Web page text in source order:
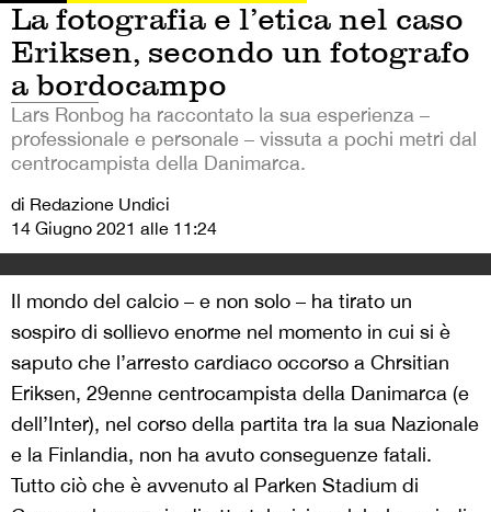
La fotografia e l’etica nel caso
Eriksen, secondo un fotografo
a bordocampo
Lars Ronbog ha raccontato la sua esperienza –
professionale e personale – vissuta a pochi metri dal
centrocampista della Danimarca.
di Redazione Undici
14 Giugno 2021 alle 11:24
Il mondo del calcio – e non solo – ha tirato un
sospiro di sollievo enorme nel momento in cui si è
saputo che l’arresto cardiaco occorso a Chrsitian
Eriksen, 29enne centrocampista della Danimarca (e
dell’Inter), nel corso della partita tra la sua Nazionale
e la Finlandia, non ha avuto conseguenze fatali.
Tutto ciò che è avvenuto al Parken Stadium di